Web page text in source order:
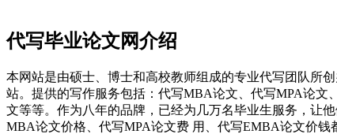
代写毕业论文网介绍
本网站是由硕士、博士和高校教师组成的专业代写团队所
站。提供的写作服务包括：代写MBA论文、代写MPA论
文等等。作为八年的品牌，已经为几万名毕业生服务，让
MBA论文价格、代写MPA论文费 用、代写EMBA论文价钱